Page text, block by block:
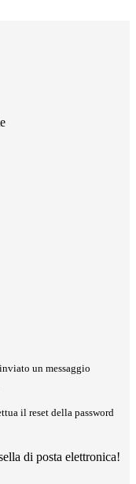
un messaggio
il reset della password
di posta elettronica!